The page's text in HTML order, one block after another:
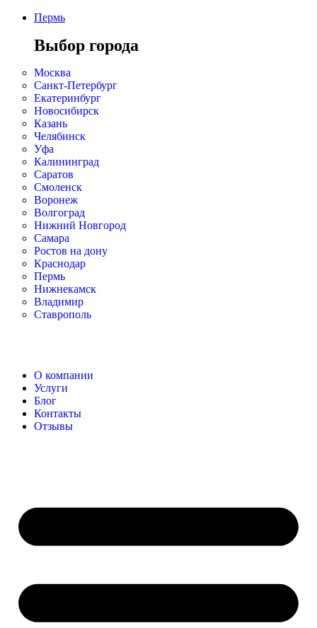
Пермь
Выбор города
Москва
Санкт-Петербург
Екатеринбург
Новосибирск
Казань
Челябинск
Уфа
Калининград
Саратов
Смоленск
Воронеж
Волгоград
Нижний Новгород
Самара
Ростов на дону
Краснодар
Пермь
Нижнекамск
Владимир
Ставрополь
О компании
Услуги
Блог
Контакты
Отзывы